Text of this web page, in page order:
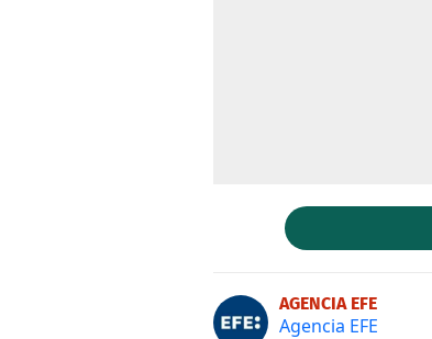
AGENCIA EFE
Agencia EFE